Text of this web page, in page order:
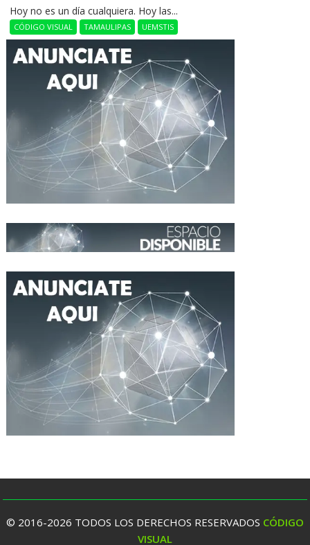
Hoy no es un día cualquiera. Hoy las...
CÓDIGO VISUAL TAMAULIPAS UEMSTIS
© 2016-2026 TODOS LOS DERECHOS RESERVADOS CÓDIGO
VISUAL